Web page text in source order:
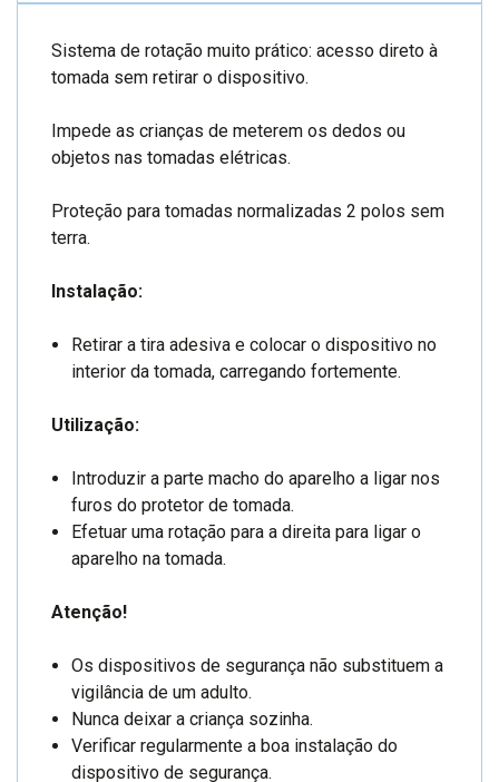
Sistema de rotação muito prático: acesso direto à
tomada sem retirar o dispositivo.
Impede as crianças de meterem os dedos ou
objetos nas tomadas elétricas.
Proteção para tomadas normalizadas 2 polos sem
terra.
Instalação:
Retirar a tira adesiva e colocar o dispositivo no
interior da tomada, carregando fortemente.
Utilização:
Introduzir a parte macho do aparelho a ligar nos
furos do protetor de tomada.
Efetuar uma rotação para a direita para ligar o
aparelho na tomada.
Atenção!
Os dispositivos de segurança não substituem a
vigilância de um adulto.
Nunca deixar a criança sozinha.
Verificar regularmente a boa instalação do
dispositivo de segurança.